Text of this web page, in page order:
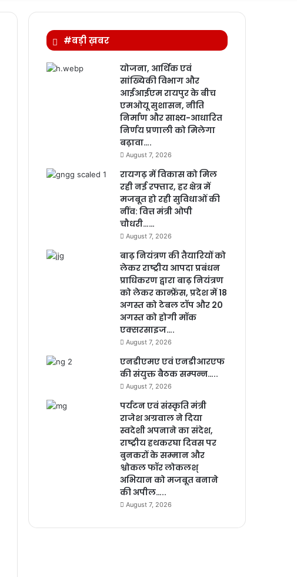
#बड़ी ख़बर
योजना, आर्थिक एवं
सांख्यिकी विभाग और
आईआईएम रायपुर के बीच
एमओयू सुशासन, नीति
निर्माण और साक्ष्य-आधारित
निर्णय प्रणाली को मिलेगा
बढ़ावा….
August 7, 2026
रायगढ़ में विकास को मिल
रही नई रफ्तार, हर क्षेत्र में
मजबूत हो रही सुविधाओं की
नींव: वित्त मंत्री ओपी
चौधरी……
August 7, 2026
बाढ़ नियंत्रण की तैयारियों को
लेकर राष्ट्रीय आपदा प्रबंधन
प्राधिकरण द्वारा बाढ़ नियंत्रण
को लेकर कान्फ्रेंस, प्रदेश में 18
अगस्त को टेबल टॉप और 20
अगस्त को होगी मॉक
एक्सरसाइज….
August 7, 2026
एनडीएमए एवं एनडीआरएफ
की संयुक्त बैठक सम्पन्न…..
August 7, 2026
पर्यटन एवं संस्कृति मंत्री
राजेश अग्रवाल ने दिया
स्वदेशी अपनाने का संदेश,
राष्ट्रीय हथकरघा दिवस पर
बुनकरों के सम्मान और
श्वोकल फॉर लोकलश्
अभियान को मजबूत बनाने
की अपील…..
August 7, 2026